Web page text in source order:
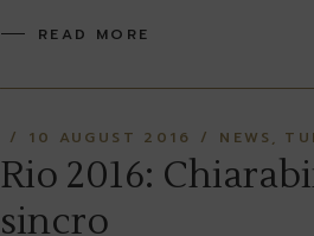
READ MORE
10 AUGUST 2016 NEWS
Rio 2016:
sincro